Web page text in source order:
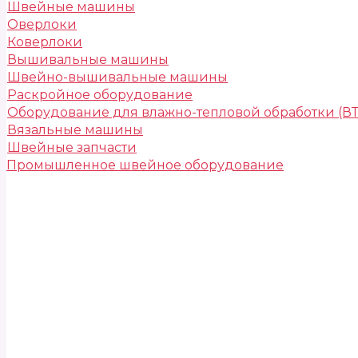
Швейные машины
Оверлоки
Коверлоки
Вышивальные машины
Швейно-вышивальные машины
Раскройное оборудование
Оборудование для влажно-тепловой обработки
Вязальные машины
Швейные запчасти
Промышленное швейное оборудование